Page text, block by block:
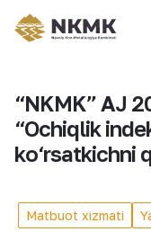
“NKMK” AJ
“Ochiqlik
ko‘rsatkichni
Matbuot xizmati